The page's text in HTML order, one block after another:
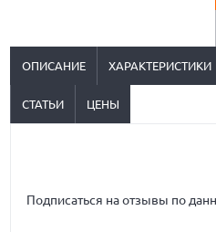
ОПИСАНИЕ ХАРАКТЕРИСТИКИ
СТАТЬИ ЦЕНЫ
Подписаться на отзывы по